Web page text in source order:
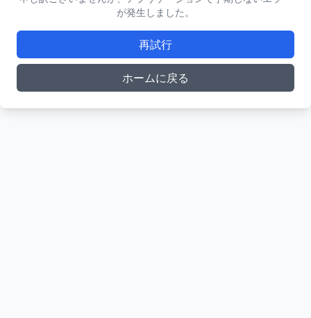
が発生しました。
再試行
ホームに戻る